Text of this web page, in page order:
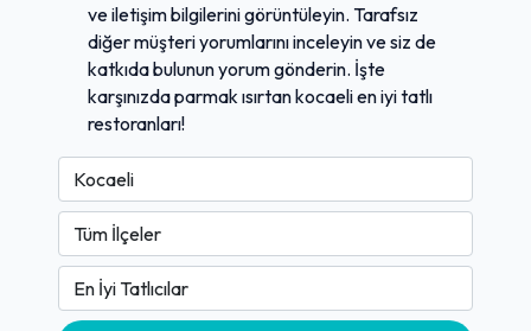
ve iletişim bilgilerini görüntüleyin. Tarafsız
diğer müşteri yorumlarını inceleyin ve siz de
katkıda bulunun yorum gönderin. İşte
karşınızda parmak ısırtan kocaeli en iyi tatlı
restoranları!